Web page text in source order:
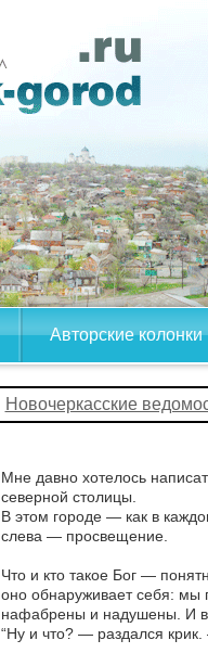
Авторские колонки
Новочеркасские
Мне давно хотелось
северной столицы.
В этом городе — как в
слева — просвещение.
Что и кто такое Бог —
оно обнаруживает себя:
нафабрены и надушены. И
“Ну и что? — раздался